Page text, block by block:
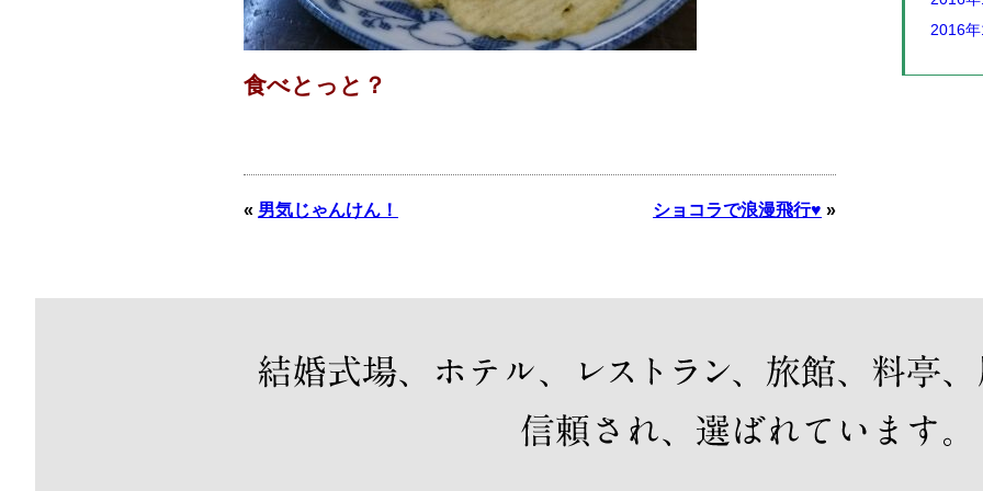
食べとっと？
« 男気じゃんけん！ ショコラで浪漫飛行♥ »
2016